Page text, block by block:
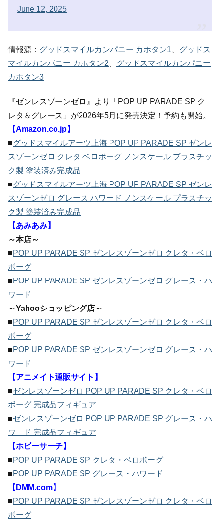
June 12, 2025
情報源： グッドスマイルカンパニー カホタン1
グッドス
マイルカンパニー カホタン2
グッドスマイルカンパニー
カホタン3
『ゼンレスゾーンゼロ』より「POP UP PARADE SP ク
レタ＆グレース」が2026年5月に発売決定！予約も開始。
【Amazon.co.jp】
■グッドスマイルアーツ上海 POP UP PARADE SP ゼンレ
スゾーンゼロ クレタ ベロボーグ ノンスケール プラスチッ
ク製 塗装済み完成品
■グッドスマイルアーツ上海 POP UP PARADE SP ゼンレ
スゾーンゼロ グレース ハワード ノンスケール プラスチッ
ク製 塗装済み完成品
【あみあみ】
～本店～
■POP UP PARADE SP ゼンレスゾーンゼロ クレタ・ベロ
ボーグ
■POP UP PARADE SP ゼンレスゾーンゼロ グレース・ハ
ワード
～Yahooショッピング店～
■POP UP PARADE SP ゼンレスゾーンゼロ クレタ・ベロ
ボーグ
■POP UP PARADE SP ゼンレスゾーンゼロ グレース・ハ
ワード
【アニメイト通販サイト】
■ゼンレスゾーンゼロ POP UP PARADE SP クレタ・ベロ
ボーグ 完成品フィギュア
■ゼンレスゾーンゼロ POP UP PARADE SP グレース・ハ
ワード 完成品フィギュア
【ホビーサーチ】
■POP UP PARADE SP クレタ・ベロボーグ
■POP UP PARADE SP グレース・ハワード
【DMM.com】
■POP UP PARADE SP ゼンレスゾーンゼロ クレタ・ベロ
ボーグ